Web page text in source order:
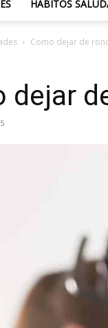
HÁBITOS
Como dejar de
dejar